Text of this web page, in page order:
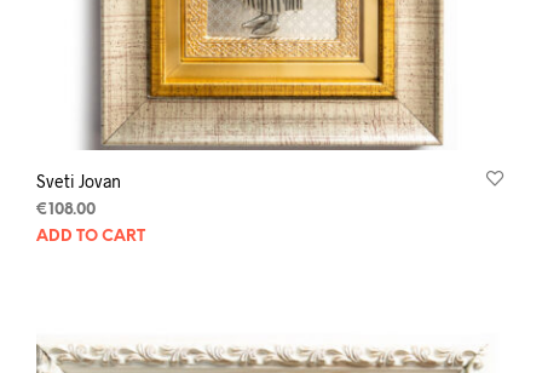
Sveti Jovan
€ 108.00
ADD TO CART